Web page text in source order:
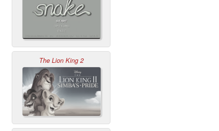
The Lion King 2